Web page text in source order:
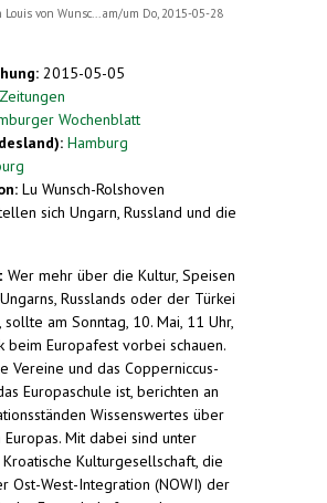
Louis von Wunsc...
am/um Do, 2015-05-28
2015-05-05
Zeitungen
Wochenblatt
Hamburg
Lu Wunsch-Rolshoven
sich Ungarn, Russland und die
Wer mehr über die Kultur, Speisen
Russlands oder der Türkei
am Sonntag, 10. Mai, 11 Uhr,
beim Europafest vorbei schauen.
Vereine und das Copperniccus-
Europaschule ist, berichten an
Wissenswertes über
Mit dabei sind unter
Kulturgesellschaft, die
Ost-West-Integration (NOWI) der